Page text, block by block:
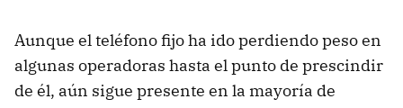
Aunque el teléfono fijo ha ido perdiendo peso en
algunas operadoras hasta el punto de prescindir
de él, aún sigue presente en la mayoría de